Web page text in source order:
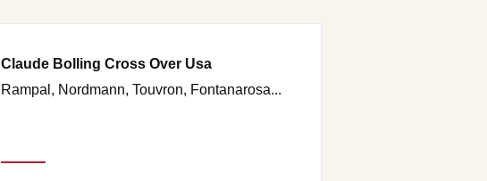
Claude Bolling Cross Over Usa
Rampal, Nordmann, Touvron, Fontanarosa...